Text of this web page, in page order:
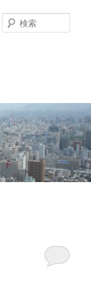
索